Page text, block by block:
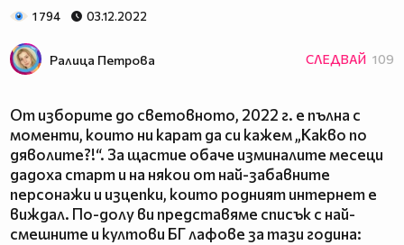
1 794 03.12.2022
Ралица Петровa СЛЕДВАЙ 109
От изборите до световното, 2022 г. е пълна с
моменти, които ни карат да си кажем „Какво по
дяволите?!“. За щастие обаче изминалите месеци
дадоха старт и на някои от най-забавните
персонажи и изцепки, които родният интернет е
виждал. По-долу ви представяме списък с най-
смешните и култови БГ лафове за тази година: